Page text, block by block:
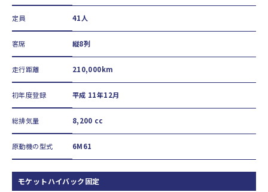
定員 41人
客席 縦8列
走行距離 210,000km
初年度登録 平成 11年12月
総排気量 8,200 cc
原動機の型式 6M61
モケットハイバック固定